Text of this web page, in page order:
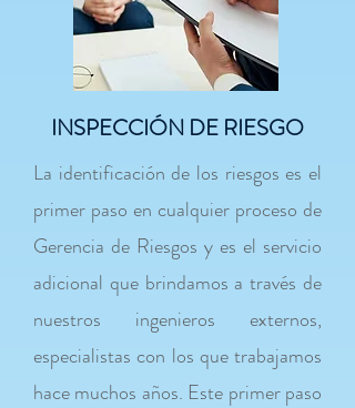
INSPECCIÓN DE RIESGO
La identificación de los riesgos es el
primer paso en cualquier proceso de
Gerencia de Riesgos y es el servicio
adicional que brindamos a través de
nuestros ingenieros externos,
especialistas con los que trabajamos
hace muchos años. Este primer paso